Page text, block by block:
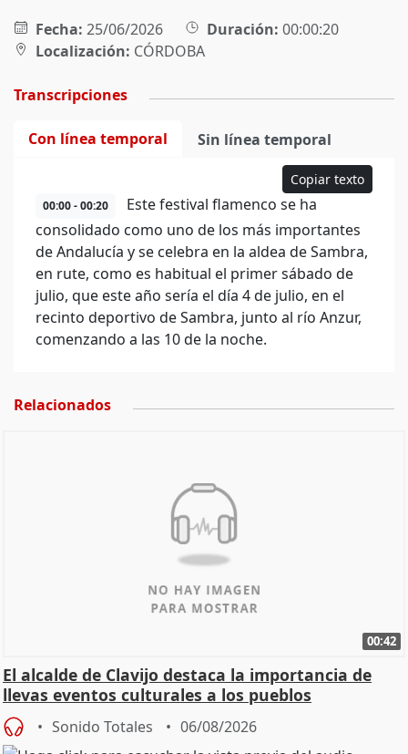
Fecha: 25/06/2026 Duración: 00:00:20
Localización: CÓRDOBA
Transcripciones
Con línea temporal Sin línea temporal
Copiar texto
00:00 - 00:20
Este festival flamenco se ha
consolidado como uno de los más importantes
de Andalucía y se celebra en la aldea de Sambra,
en rute, como es habitual el primer sábado de
julio, que este año sería el día 4 de julio, en el
recinto deportivo de Sambra, junto al río Anzur,
comenzando a las 10 de la noche.
Relacionados
00:42
El alcalde de Clavijo destaca la importancia de
llevas eventos culturales a los pueblos
Sonido Totales 06/08/2026